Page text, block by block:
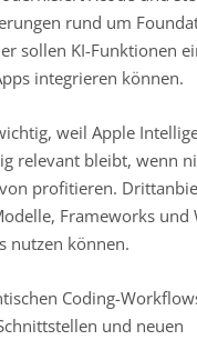
rund um
sollen KI-Funktionen
integrieren können.
weil Apple
relevant bleibt, wenn
profitieren.
Frameworks und
nutzen können.
Coding-
und neuen